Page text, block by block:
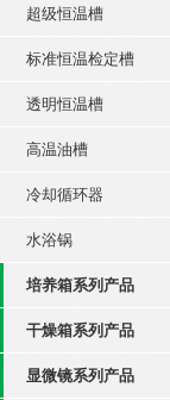
超级恒温槽
标准恒温检定槽
透明恒温槽
高温油槽
冷却循环器
水浴锅
培养箱系列产品
干燥箱系列产品
显微镜系列产品